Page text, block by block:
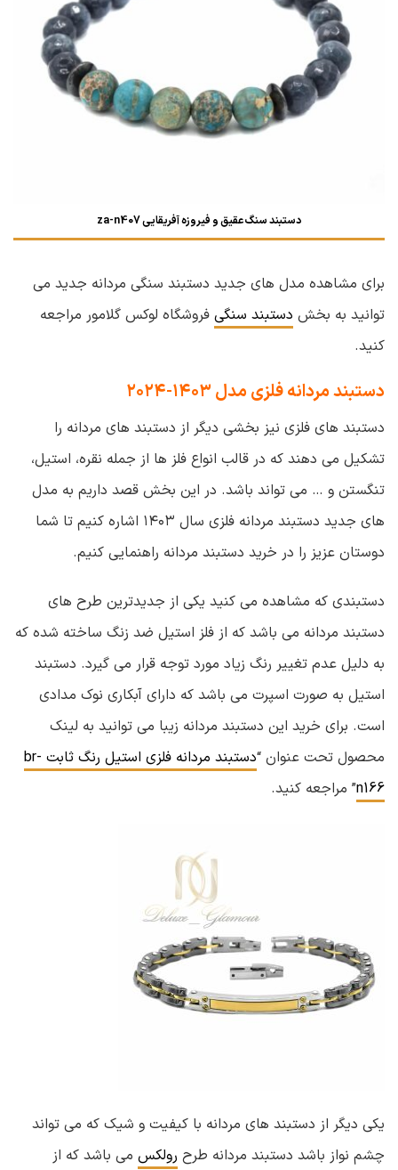
دستبند سنگ عقیق و فیروزه آفریقایی za-n407
برای مشاهده مدل های جدید دستبند سنگی مردانه جدید می
توانید به بخش دستبند سنگی فروشگاه لوکس گلامور مراجعه
کنید.
دستبند مردانه فلزی مدل ۱۴۰۳-۲۰۲۴
دستبند های فلزی نیز بخشی دیگر از دستبند های مردانه را
تشکیل می دهند که در قالب انواع فلز ها از جمله نقره، استیل،
تنگستن و … می تواند باشد. در این بخش قصد داریم به مدل
های جدید دستبند مردانه فلزی سال ۱۴۰۳ اشاره کنیم تا شما
دوستان عزیز را در خرید دستبند مردانه راهنمایی کنیم.
دستبندی که مشاهده می کنید یکی از جدیدترین طرح های
دستبند مردانه می باشد که از فلز استیل ضد زنگ ساخته شده که
به دلیل عدم تغییر رنگ زیاد مورد توجه قرار می گیرد. دستبند
استیل به صورت اسپرت می باشد که دارای آبکاری نوک مدادی
است. برای خرید این دستبند مردانه زیبا می توانید به لینک
محصول تحت عنوان “
دستبند مردانه فلزی استیل رنگ ثابت br-
n166” مراجعه کنید.
یکی دیگر از دستبند های مردانه با کیفیت و شیک که می تواند
چشم نواز باشد دستبند مردانه طرح رولکس می باشد که از